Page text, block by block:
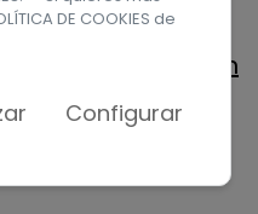
de prensa en
en PDF
DE COOKIES de
Configurar